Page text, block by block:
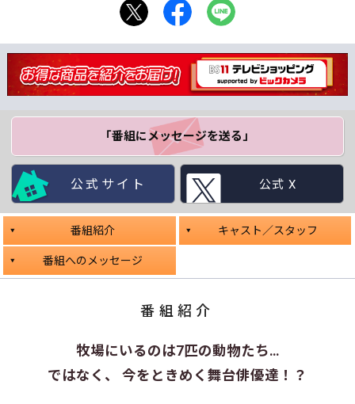
「番組にメッセージを送る」
公式サイト 公式 X
番組紹介 キャスト／スタッフ
番組へのメッセージ
番組紹介
牧場にいるのは7匹の動物たち…
ではなく、 今をときめく舞台俳優達！？